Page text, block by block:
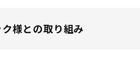
様との取り組み